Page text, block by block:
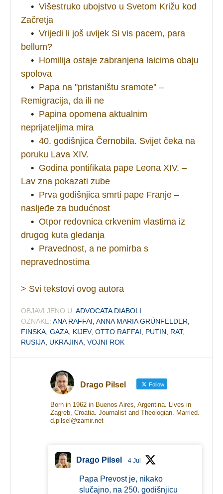
• Višestruko ubojstvo u Svetom Križu kod
Začretja
• Vrijedi li još uvijek Si vis pacem, para
bellum?
• Homilija ostaje zabranjena laicima obaju
spolova
• Papa na ''pristaništu sramote'' –
Remigracija, da ili ne
• Papina opomena aktualnim
neprijateljima mira
• 40. godišnjica Černobila. Svijet čeka na
poruku Lava XIV.
• Godina pontifikata pape Leona XIV. –
Lav zna pokazati zube
• Prva godišnjica smrti pape Franje –
nasljeđe za budućnost
• Otpor redovnica crkvenim vlastima iz
drugog kuta gledanja
• Pravednost, a ne pomirba s
nepravednostima
> Svi tekstovi ovog autora
OBJAVLJENO U: ADVOCATA DIABOLI
OZNAKE: ANA RAFFAI ,ANNA MARIA GRÜNFELDER
FINSKA ,GAZA KIJEV,OTTO RAFFAI PUTIN RAT,
RUSIJA UKRAJINA ,VOJNI ROK
Drago Pilsel Follow
Born in 1962 in Buenos Aires, Argentina. Lives in
Zagreb, Croatia. Journalist and Theologian. Married.
d.pilsel@zamir.net
Drago Pilsel 4 Jul
Papa Prevost je, nikako
slučajno, na 250. godišnjicu